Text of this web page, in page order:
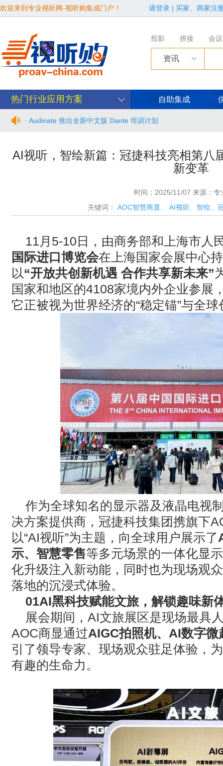
欢迎来到专业视听网-视听购集成门户！ 请登录 | 买家、商家注
投影 拼接 会议
资讯
热门行业应用方案 自助集成
· Audinate 推出全新中文版 Dante 培训计划
· 从“看见全貌”到“身心共感” | “壁彩京华”第三场展览在松下安恒
· 年度必赴约！9月15-17日，闻信第28届广告新科技上海秋交
· 面对不断升级的文旅亮化市场，你拿什么参与竞争？
· AVONIC摄像机 × Bosch DICENTIS会议系统保障二十国央行
· Extron 七月新闻集锦
· 松下投影机赋能LYMB.iO的MultiBall系统，打造新一代体育与
AI视听，智绘新篇：冠捷科技亮相第八
新变革
时间：2025/11/07 来源：专
关键词：
AOC智慧商显 、AI视听、智绘、
11月 5-10 日，由商务部和上海市人
国际进口博览会在上海国家会展中心
以“开放共创新机遇 合作共享新未来”
国家和地区的4108家境内外企业参展
它正被视为世界经济的“稳定锚”与全球
作为全球知名的显示器及液晶电视
决方案提供商，冠捷科技集团携旗下
以“AI视听”为主题，向全球用户展示了
示、智慧零售等多元场景的一体化显
化升级注入新动能，同时也为现场观
落地的沉浸式体验。
01AI黑科技赋能文旅，解锁趣味新
展会期间， AI文旅展区是现场最具
AOC商显通过AIGC拍照机、 AI数字微
引了领导专家、现场观众驻足体验，
有趣的生命力。